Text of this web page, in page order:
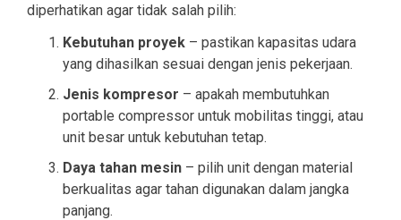
diperhatikan agar tidak salah pilih:
Kebutuhan proyek – pastikan kapasitas udara
yang dihasilkan sesuai dengan jenis pekerjaan.
Jenis kompresor – apakah membutuhkan
portable compressor untuk mobilitas tinggi, atau
unit besar untuk kebutuhan tetap.
Daya tahan mesin – pilih unit dengan material
berkualitas agar tahan digunakan dalam jangka
panjang.